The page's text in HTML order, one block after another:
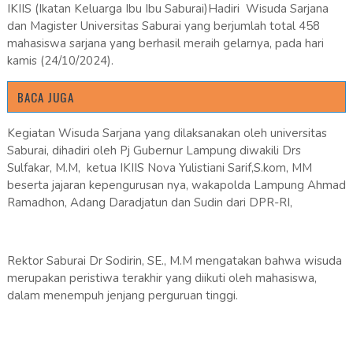
IKIIS (Ikatan Keluarga Ibu Ibu Saburai)Hadiri Wisuda Sarjana
dan Magister Universitas Saburai yang berjumlah total 458
mahasiswa sarjana yang berhasil meraih gelarnya, pada hari
kamis (24/10/2024).
BACA JUGA
Kegiatan Wisuda Sarjana yang dilaksanakan oleh universitas
Saburai, dihadiri oleh Pj Gubernur Lampung diwakili Drs
Sulfakar, M.M, ketua IKIIS Nova Yulistiani Sarif,S.kom, MM
beserta jajaran kepengurusan nya, wakapolda Lampung Ahmad
Ramadhon, Adang Daradjatun dan Sudin dari DPR-RI,
Rektor Saburai Dr Sodirin, SE., M.M mengatakan bahwa wisuda
merupakan peristiwa terakhir yang diikuti oleh mahasiswa,
dalam menempuh jenjang perguruan tinggi.